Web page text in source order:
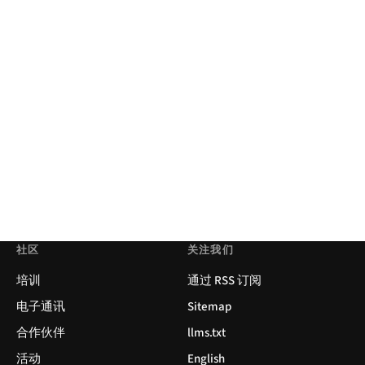
社区
培训
电子通讯
合作伙伴
活动
关注我们
通过 RSS 订阅
Sitemap
llms.txt
English